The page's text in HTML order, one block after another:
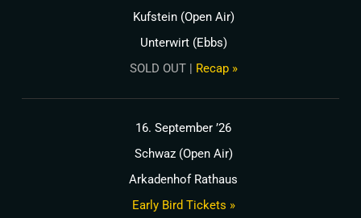
Kufstein (Open Air)
Unterwirt (Ebbs)
SOLD OUT |
Recap »
16. September ’26
Schwaz (Open Air)
Arkadenhof Rathaus
Early Bird Tickets »